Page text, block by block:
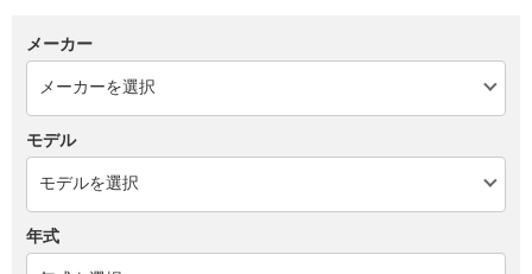
メーカー
モデル
年式